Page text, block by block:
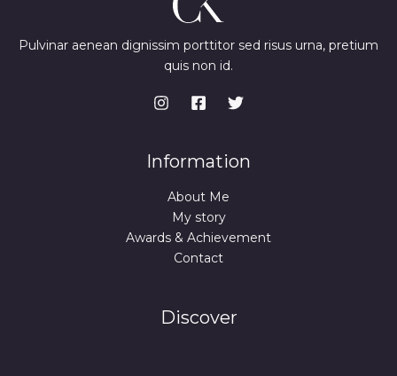
Pulvinar aenean dignissim porttitor sed risus urna, pretium
quis non id.
Information
About Me
My story
Awards & Achievement
Contact
Discover